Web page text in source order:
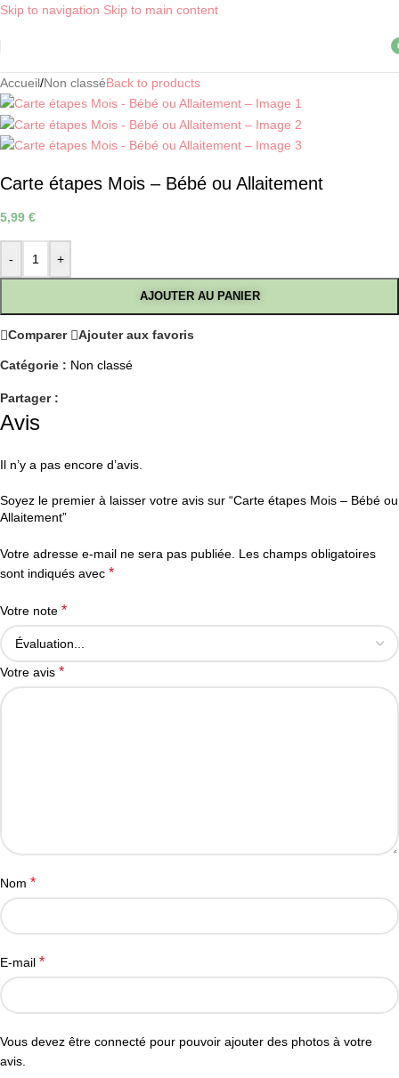
Skip to navigation Skip to main content
Accueil/Non classéBack to products
Carte étapes Mois – Bébé ou Allaitement
5,99 €
- +
AJOUTER AU PANIER
Comparer Ajouter aux favoris
Catégorie : Non classé
Partager :
Avis
Il n’y a pas encore d’avis.
Soyez le premier à laisser votre avis sur “Carte étapes Mois – Bébé ou
Allaitement”
Votre adresse e-mail ne sera pas publiée. Les champs obligatoires
sont indiqués avec *
Votre note *
Votre avis *
Nom *
E-mail *
Vous devez être connecté pour pouvoir ajouter des photos à votre
avis.